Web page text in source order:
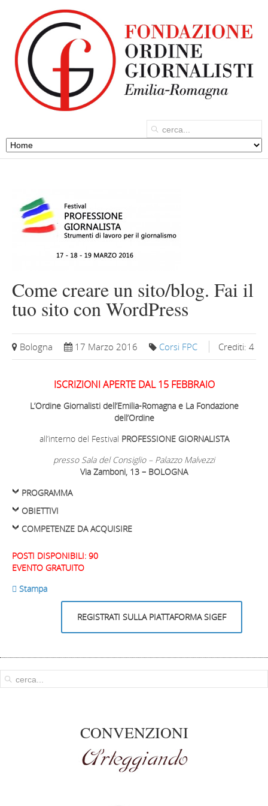
Come creare un sito/blog. Fai il
tuo sito con WordPress
Bologna 17 Marzo 2016 Corsi FPC Crediti: 4
ISCRIZIONI APERTE DAL 15 FEBBRAIO
L’Ordine Giornalisti dell’Emilia-Romagna e La Fondazione
dell’Ordine
all’interno del Festival PROFESSIONE GIORNALISTA
presso Sala del Consiglio – Palazzo Malvezzi
Via Zamboni, 13 – BOLOGNA
PROGRAMMA
OBIETTIVI
COMPETENZE DA ACQUISIRE
POSTI DISPONIBILI: 90
EVENTO GRATUITO
REGISTRATI SULLA PIATTAFORMA SIGEF
 Stampa
CONVENZIONI